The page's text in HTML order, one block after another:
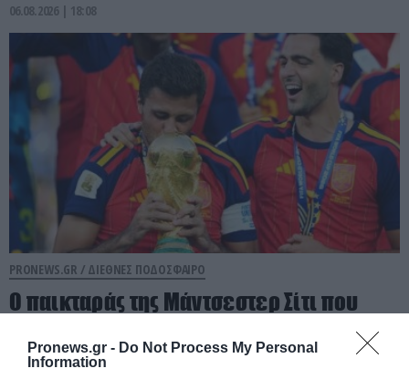
Pronews.gr - Do Not Process My Personal
Information
06.08.2026 | 18:08
PRONEWS.GR / ΔΙΕΘΝΕΣ ΠΟΔΟΣΦΑΙΡΟ
Ο παικταράς της Μάντσεστερ Σίτι που
«παρατάει» τη Ρεάλ και είναι έτοιμος να
υπογράψει με τη Μπαρτσελόνα